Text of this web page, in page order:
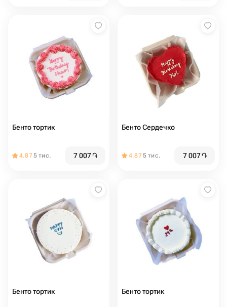
Бенто тортик
4.875 тис. 7 007֏
Бенто Сердечко
4.875 тис. 7 007֏
Бенто тортик Бенто тортик